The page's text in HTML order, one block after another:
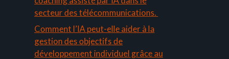
secteur des télécommunications.
Comment l’IA peut-elle aider à la
gestion des objectifs de
développement individuel grâce au